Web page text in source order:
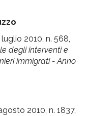
2010, n. 568,
degli interventi e
immigrati - Anno
2010, n. 1837,